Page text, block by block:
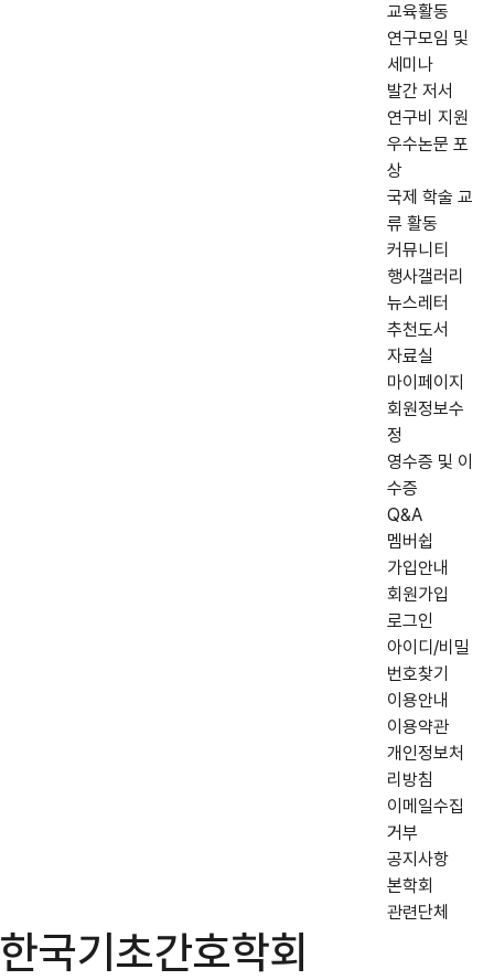
교육활동
연구모임 및
세미나
발간 저서
연구비 지원
우수논문 포
상
국제 학술 교
류 활동
커뮤니티
행사갤러리
뉴스레터
추천도서
자료실
마이페이지
회원정보수
정
영수증 및 이
수증
Q&A
멤버쉽
가입안내
회원가입
로그인
아이디/비밀
번호찾기
이용안내
이용약관
개인정보처
리방침
이메일수집
거부
공지사항
본학회
관련단체
한국기초간호학회